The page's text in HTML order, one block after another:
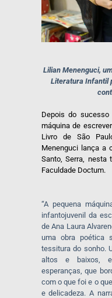
Lilian Menenguci,
Literatura Infantil
Depois do
máquina de
Livro de São
Menenguci lança a
Santo, Serra, nesta
Faculdade Doctum.
“A pequena
infantojuvenil da
de Ana Laura
uma obra poética
tessitura do sonho.
altos e baixos,
esperanças, que
com o que foi e o
e delicadeza. A